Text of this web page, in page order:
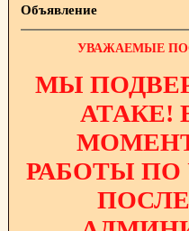
Объявление
УВАЖАЕМЫЕ
МЫ
АТАКЕ!
РАБОТЫ